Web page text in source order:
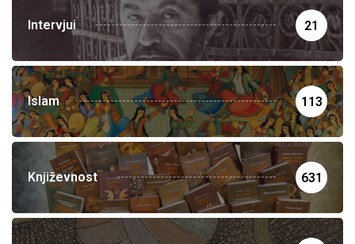
Intervjui 21
Islam 113
Književnost 631